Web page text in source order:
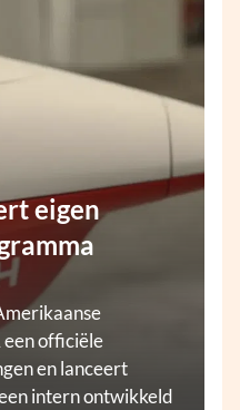
eigen
officiële
en lanceert
intern ontwikkeld